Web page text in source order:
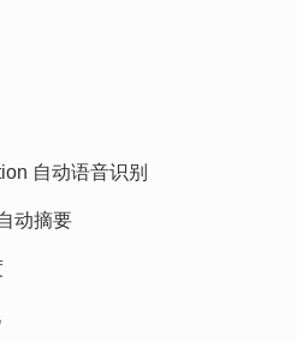
自动语音识别
动摘要